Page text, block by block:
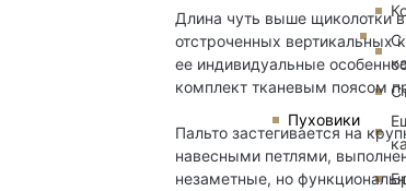
Пуховики
С
Длина чуть выше щиколотки
отстроченных вертикальных
ее индивидуальные
комплект тканевым поясом
Пальто застегивается на
навесными петлями,
незаметные, но